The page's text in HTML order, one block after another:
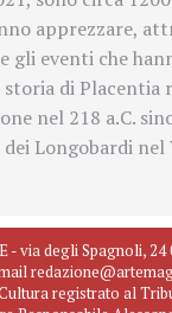
apprezzare,
gli eventi che
di Placentia
nel 218 a.C.
Longobardi nel
- via degli Spagnoli, 24
registrato al